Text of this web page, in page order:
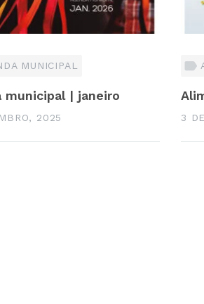
MUNICIPAL
municipal | janeiro
2025 3